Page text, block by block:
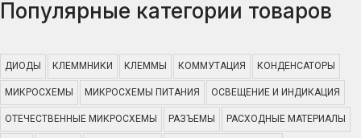
Популярные категории товаров
ДИОДЫ КЛЕММНИКИ КЛЕММЫ КОММУТАЦИЯ КОНДЕНСАТОРЫ
МИКРОСХЕМЫ МИКРОСХЕМЫ ПИТАНИЯ ОСВЕЩЕНИЕ И ИНДИКАЦИЯ
ОТЕЧЕСТВЕННЫЕ МИКРОСХЕМЫ РАЗЪЕМЫ РАСХОДНЫЕ МАТЕРИАЛЫ